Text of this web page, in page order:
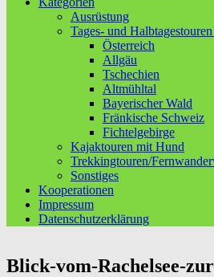
Ausrüstung
Tages- und
Österreich
Allgäu
Tschechien
Altmühltal
Bayerischer Wald
Fränkische Schweiz
Fichtelgebirge
Kajaktouren mit Hund
Trekkingtouren/
Sonstiges
Kooperationen
Impressum
Datenschutzerklärung
Blick-vom-Rachelsee-